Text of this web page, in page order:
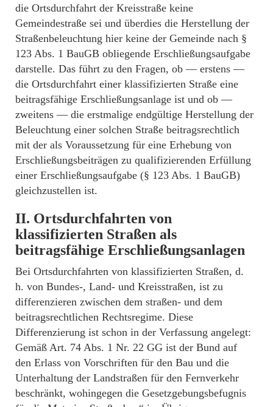
die Ortsdurchfahrt der Kreisstraße keine
Gemeindestraße sei und überdies die Herstellung der
Straßenbeleuchtung hier keine der Gemeinde nach §
123 Abs. 1 BauGB obliegende Erschließungsaufgabe
darstelle. Das führt zu den Fragen, ob — erstens —
die Ortsdurchfahrt einer klassifizierten Straße eine
beitragsfähige Erschließungsanlage ist und ob —
zweitens — die erstmalige endgültige Herstellung der
Beleuchtung einer solchen Straße beitragsrechtlich
mit der als Voraussetzung für eine Erhebung von
Erschließungsbeiträgen zu qualifizierenden Erfüllung
einer Erschließungsaufgabe (§ 123 Abs. 1 BauGB)
gleichzustellen ist.
II. Ortsdurchfahrten von
klassifizierten Straßen als
beitragsfähige Erschließungsanlagen
Bei Ortsdurchfahrten von klassifizierten Straßen, d.
h. von Bundes-, Land- und Kreisstraßen, ist zu
differenzieren zwischen dem straßen- und dem
beitragsrechtlichen Rechtsregime. Diese
Differenzierung ist schon in der Verfassung angelegt:
Gemäß Art. 74 Abs. 1 Nr. 22 GG ist der Bund auf
den Erlass von Vorschriften für den Bau und die
Unterhaltung der Landstraßen für den Fernverkehr
beschränkt, wohingegen die Gesetzgebungsbefugnis